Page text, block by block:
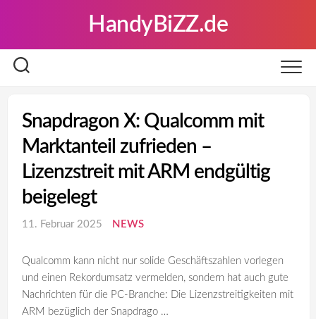
HandyBiZZ.de
Snapdragon X: Qualcomm mit
Marktanteil zufrieden –
Lizenzstreit mit ARM endgültig
beigelegt
11. Februar 2025 NEWS
Qualcomm kann nicht nur solide Geschäftszahlen vorlegen
und einen Rekordumsatz vermelden, sondern hat auch gute
Nachrichten für die PC-Branche: Die Lizenzstreitigkeiten mit
ARM bezüglich der Snapdrago …